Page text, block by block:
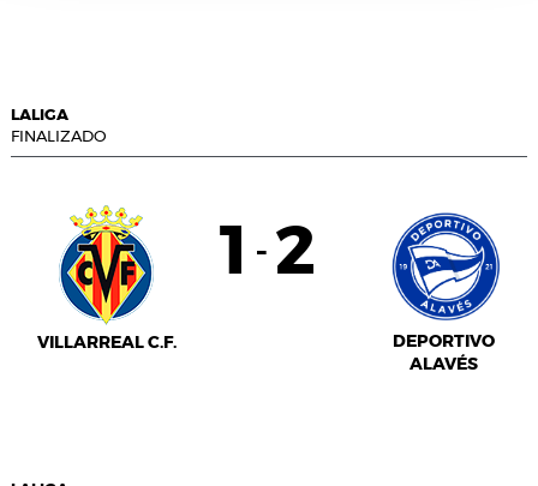
LALIGA
FINALIZADO
VILLARREAL C.F.
1 - 2
DEPORTIVO
ALAVÉS